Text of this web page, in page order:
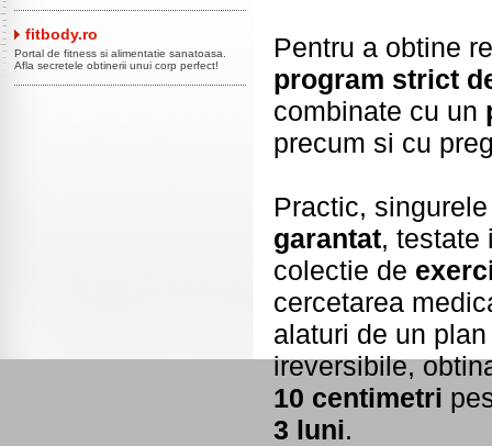
Pentru a obtine
program strict
combinate cu un
precum si cu
Practic,
garantat, testate
colectie de
cercetarea
alaturi de un
ireversibile,
10 centimetri
3 luni.
fitbody.ro
Portal de fitness si alimentatie sanatoasa.
Afla secretele obtinerii unui corp perfect!